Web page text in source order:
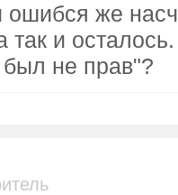
ошибся же
так и
не прав"?